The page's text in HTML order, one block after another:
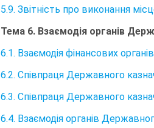
5.9. Звітність про виконання
Тема 6. Взаємодія органів
6.1. Взаємодія фінансових
6.2. Співпраця Державного
6.3. Співпраця Державного
6.4. Взаємодія органів